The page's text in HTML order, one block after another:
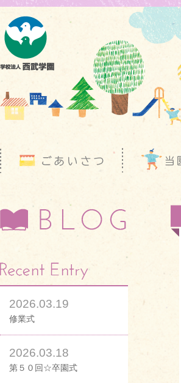
2026.03.19
修業式
2026.03.18
第５０回☆卒園式